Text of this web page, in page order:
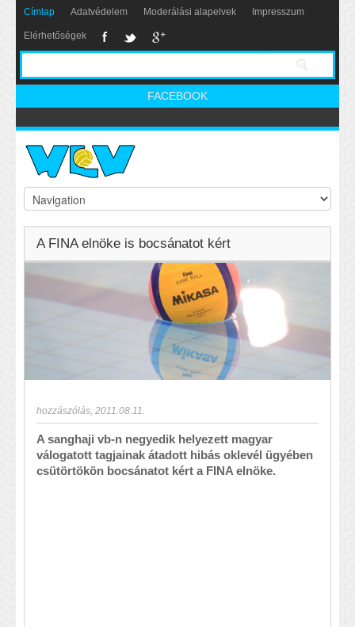
Címlap Adatvédelem Moderálási alapelvek Impresszum
Elérhetőségek
FACEBOOK
A FINA elnöke is bocsánatot kért
hozzászólás 2011.08.11.
A sanghaji vb-n negyedik helyezett magyar
válogatott tagjainak átadott hibás oklevél ügyében
csütörtökön bocsánatot kért a FINA elnöke.